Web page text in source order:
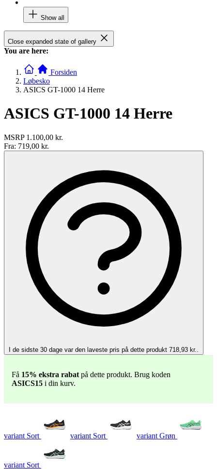
Show all
Close expanded state of gallery
You are here:
Forsiden
Løbesko
ASICS GT-1000 14 Herre
ASICS GT-1000 14 Herre
MSRP 1.100,00 kr.
Fra: 719,00 kr.
I de sidste 30 dage var den laveste pris på dette produkt 718,93 kr..
Få 15% ekstra rabat på dette produkt. Brug koden
ASICS15 i din kurv.
variant Sort variant Sort variant Grøn
variant Sort